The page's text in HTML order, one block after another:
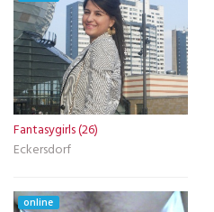
Fantasygirls (26)
Eckersdorf
online